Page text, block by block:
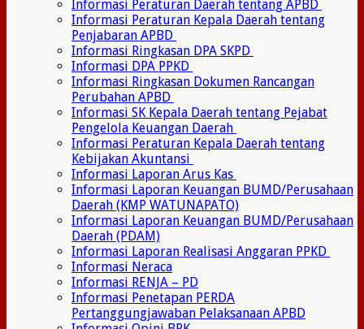
Informasi Peraturan Daerah tentang APBD
Informasi Peraturan Kepala Daerah tentang
Penjabaran APBD
Informasi Ringkasan DPA SKPD
Informasi DPA PPKD
Informasi Ringkasan Dokumen Rancangan
Perubahan APBD
Informasi SK Kepala Daerah tentang Pejabat
Pengelola Keuangan Daerah
Informasi Peraturan Kepala Daerah tentang
Kebijakan Akuntansi
Informasi Laporan Arus Kas
Informasi Laporan Keuangan BUMD/Perusahaan
Daerah (KMP WATUNAPATO)
Informasi Laporan Keuangan BUMD/Perusahaan
Daerah (PDAM)
Informasi Laporan Realisasi Anggaran PPKD
Informasi Neraca
Informasi RENJA – PD
Informasi Penetapan PERDA
Pertanggungjawaban Pelaksanaan APBD